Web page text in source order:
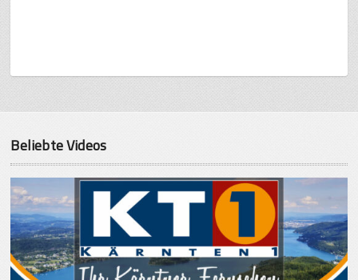
Beliebte Videos